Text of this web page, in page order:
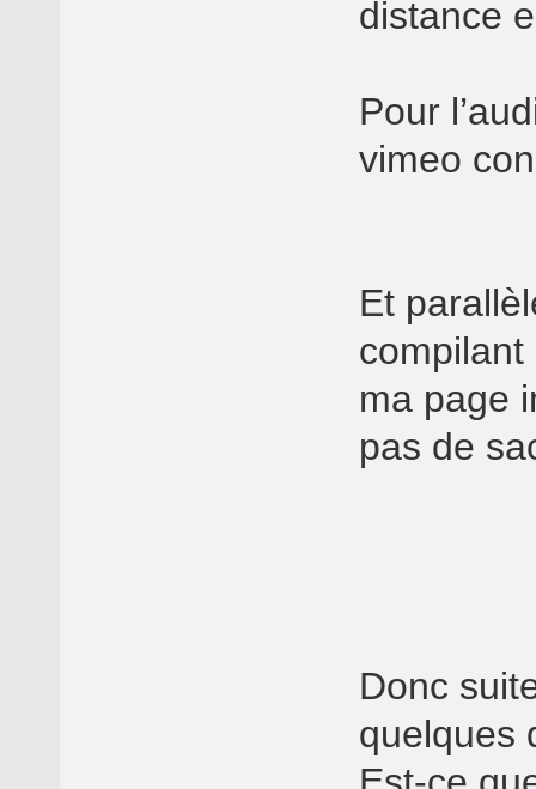
distance
Pour
vimeo
Et
ma page
pas de
Donc
quelques